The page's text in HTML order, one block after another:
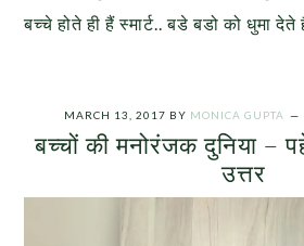
बच्चे होते ही हैं स्मार्ट.. बडे बडो को धुमा देते
MARCH 13, 2017 BY MONICA GUPTA
बच्चों की मनोरंजक दुनिया –
उत्तर